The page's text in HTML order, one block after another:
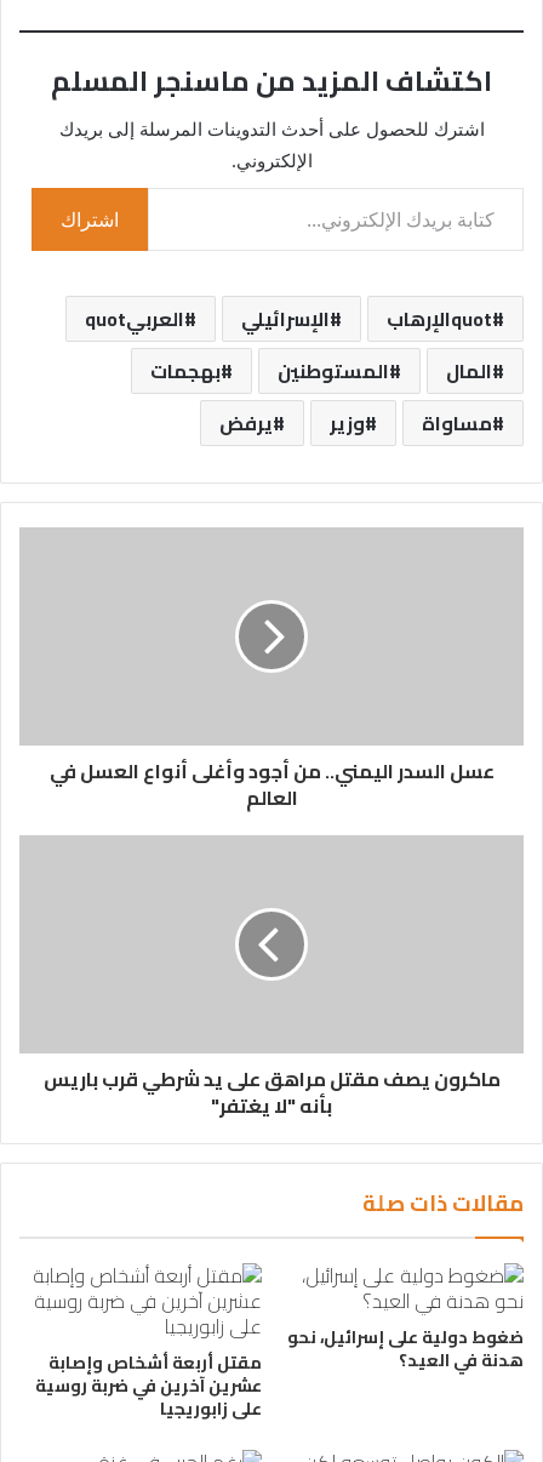
اكتشاف المزيد من ماسنجر المسلم
اشترك للحصول على أحدث التدوينات المرسلة إلى بريدك
الإلكتروني.
كتابة بريدك الإلكتروني...
اشتراك
quotالإرهاب الإسرائيلي
العربيquot
المال
المستوطنين
بهجمات
مساواة
وزير يرفض
عسل السدر اليمني.. من أجود وأغلى أنواع العسل في
العالم
ماكرون يصف مقتل مراهق على يد شرطي قرب باريس
بأنه "لا يغتفر"
مقالات ذات صلة
ضغوط دولية على إسرائيل، نحو
هدنة في العيد؟ مقتل أربعة أشخاص وإصابة
عشرين آخرين في ضربة روسية
على زابوريجيا